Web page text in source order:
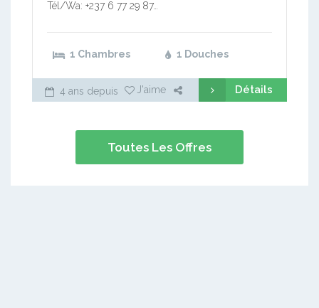
Tél/Wa: +237 6 77 29 87…
1 Chambres 1 Douches
4 ans depuis J'aime Détails
Toutes Les Offres